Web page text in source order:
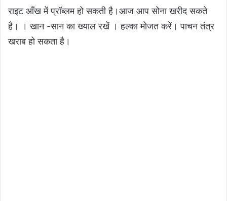
राइट आँख में प्रॉब्लम हो सकती है।आज आप सोना खरीद सकते
है। । खान -सान का ख्याल रखें । हल्का मोजत करें। पाचन तंत्र
खराब हो सकता है।